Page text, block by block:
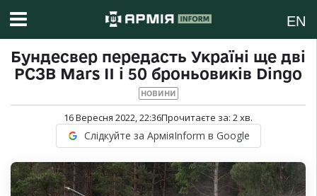
EN
Бундесвер передасть Україні ще дві
РСЗВ Mars II і 50 броньовиків Dingo
НОВИНИ
16 Вересня 2022, 22:36Прочитаєте за: 2хв.
Слідкуйте за АрміяInform в Google